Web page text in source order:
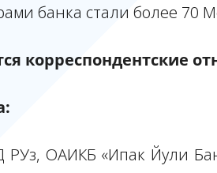
банка стали более 70
корреспондентские
ОАИКБ «Ипак Йули